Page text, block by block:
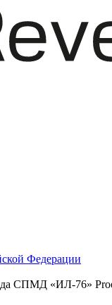
Федерации
СПМД «ИЛ-76»